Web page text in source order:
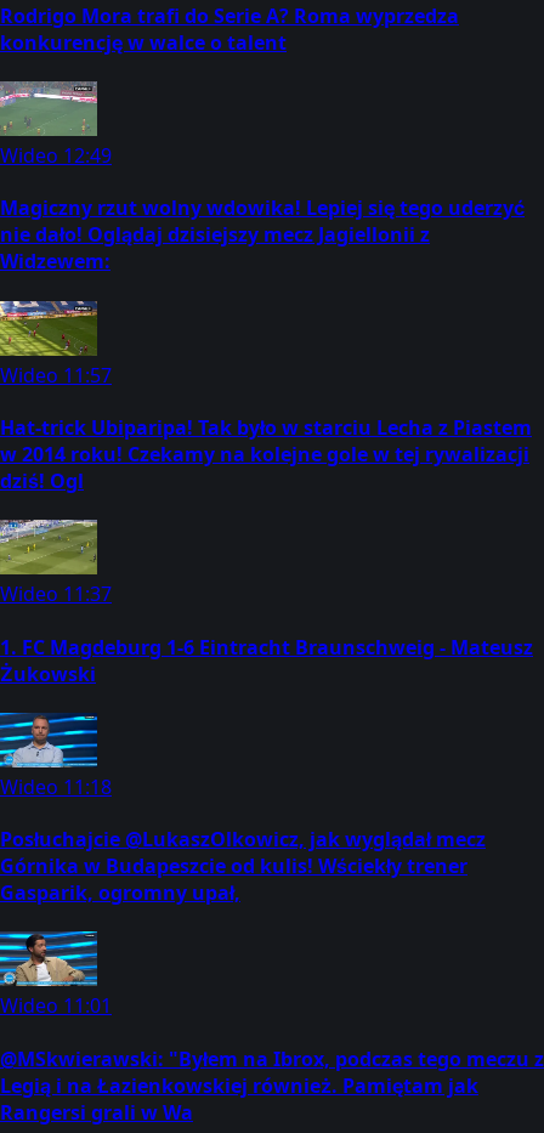
Rodrigo Mora trafi do Serie A? Roma wyprzedza
konkurencję w walce o talent
Wideo 12:49
Magiczny rzut wolny wdowika! Lepiej się tego uderzyć
nie dało! Oglądaj dzisiejszy mecz Jagiellonii z
Widzewem:
Wideo 11:57
Hat-trick Ubiparipa! Tak było w starciu Lecha z Piastem
w 2014 roku! Czekamy na kolejne gole w tej rywalizacji
dziś! Ogl
Wideo 11:37
1. FC Magdeburg 1-6 Eintracht Braunschweig - Mateusz
Żukowski
Wideo 11:18
Posłuchajcie @LukaszOlkowicz, jak wyglądał mecz
Górnika w Budapeszcie od kulis! Wściekły trener
Gasparik, ogromny upał,
Wideo 11:01
@MSkwierawski: "Byłem na Ibrox, podczas tego meczu z
Legią i na Łazienkowskiej również. Pamiętam jak
Rangersi grali w Wa